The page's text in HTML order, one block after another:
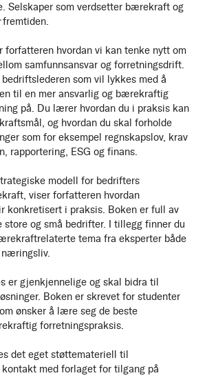
Selskaper som verdsetter bærekraft og
fremtiden.
forfatteren hvordan vi kan tenke nytt om
samfunnsansvar og forretningsdrift.
som vil lykkes med å
til en mer ansvarlig og bærekraftig
på. Du lærer hvordan du i praksis kan
og hvordan du skal forholde
som for eksempel regnskapslov, krav
rapportering, ESG og finans.
modell for bedrifters
viser forfatteren hvordan
konkretisert i praksis. Boken er full av
store og små bedrifter. I tillegg finner du
tema fra eksperter både
næringsliv.
er gjenkjennelige og skal bidra til
Boken er skrevet for studenter
ønsker å lære seg de beste
forretningspraksis.
det eget støttemateriell til
kontakt med forlaget for tilgang på